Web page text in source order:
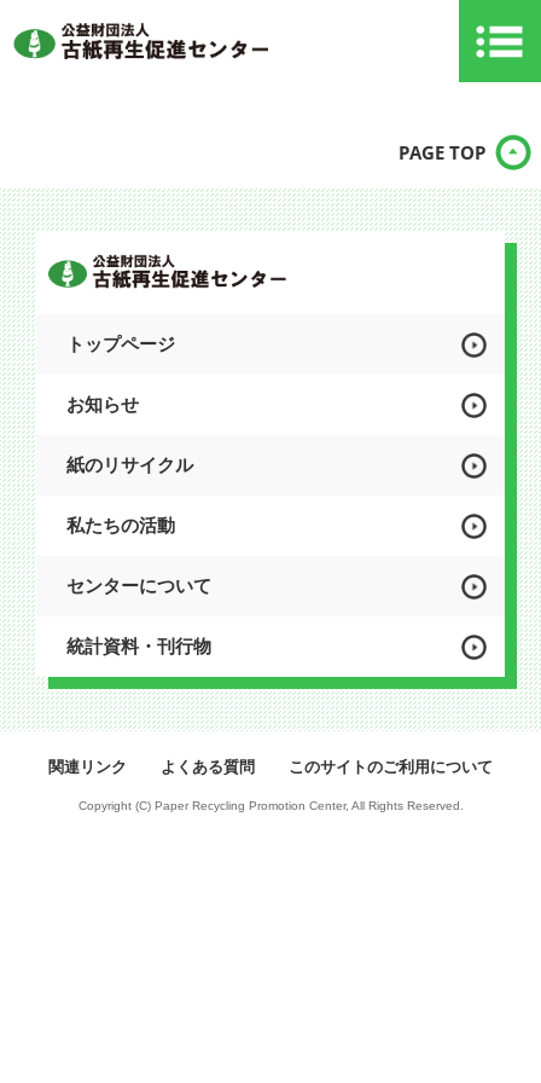
PAGE TOP
トップページ
お知らせ
紙のリサイクル
私たちの活動
センターについて
統計資料・刊行物
関連リンク よくある質問 このサイトのご利用について
Copyright (C) Paper Recycling Promotion Center, All Rights Reserved.